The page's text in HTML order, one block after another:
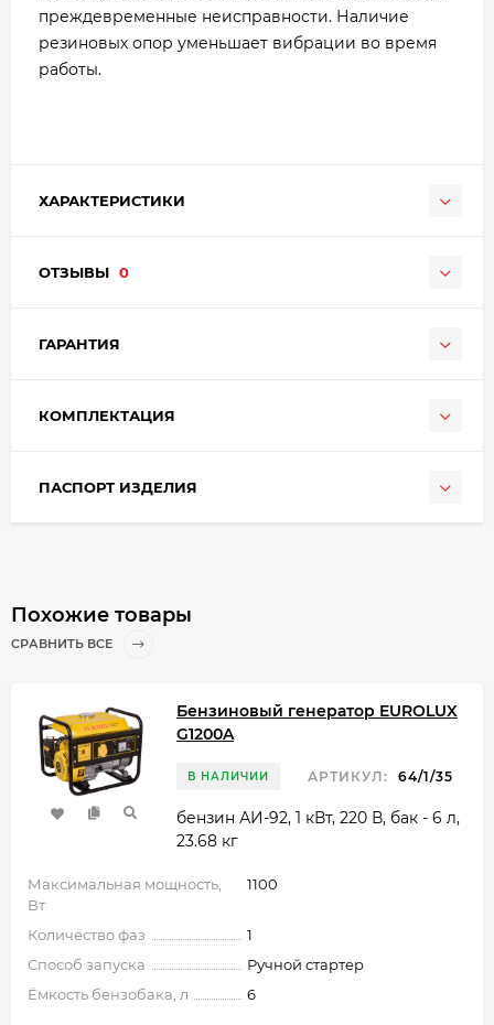
преждевременные неисправности. Наличие
резиновых опор уменьшает вибрации во время
работы.
ХАРАКТЕРИСТИКИ
ОТЗЫВЫ 0
ГАРАНТИЯ
КОМПЛЕКТАЦИЯ
ПАСПОРТ ИЗДЕЛИЯ
Похожие товары
СРАВНИТЬ ВСЕ
Бензиновый генератор EUROLUX
G1200A
В НАЛИЧИИ АРТИКУЛ: 64/1/35
бензин АИ-92, 1 кВт, 220 В, бак - 6 л,
23.68 кг
Максимальная мощность,
Вт
1100
Количество фаз
1
Способ запуска
Ручной стартер
Ёмкость бензобака, л
6